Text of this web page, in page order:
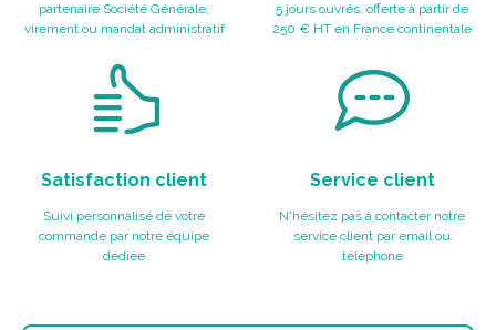
partenaire Société Générale,
virement ou mandat administratif
5 jours ouvrés, offerte à partir de
250 € HT en France continentale
Satisfaction client
Suivi personnalisé de votre
commande par notre équipe
dédiée
Service client
N'hésitez pas à contacter notre
service client par email ou
téléphone